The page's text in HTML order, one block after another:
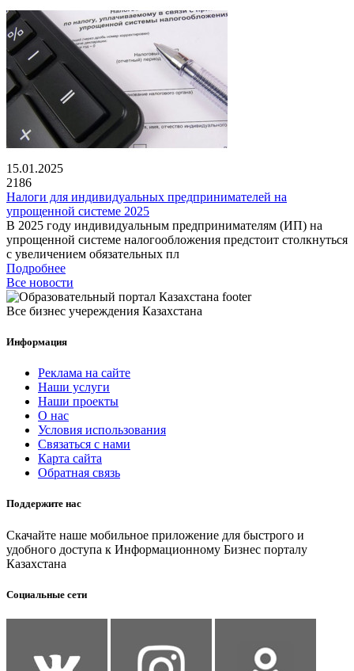
15.01.2025
2186
Налоги для индивидуальных предпринимателей на
упрощенной системе 2025
В 2025 году индивидуальным предпринимателям (ИП) на
упрощенной системе налогообложения предстоит столкнуться
с увеличением обязательных пл
Подробнее
Все новости
Все бизнес учереждения Казахстана
Информация
Реклама на сайте
Наши услуги
Наши проекты
О нас
Условия использования
Связаться с нами
Карта сайта
Обратная связь
Поддержите нас
Скачайте наше мобильное приложение для быстрого и
удобного доступа к Информационному Бизнес порталу
Казахстана
Социальные сети